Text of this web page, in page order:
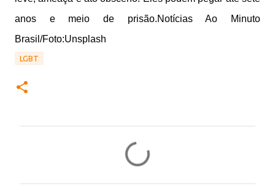
anos e meio de prisão.Notícias Ao Minuto
Brasil/Foto:Unsplash
LGBT